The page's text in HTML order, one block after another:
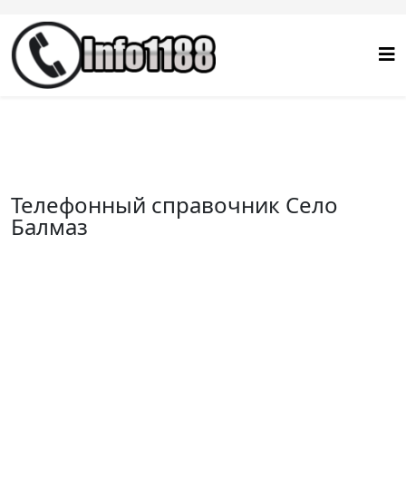
Телефонный справочник Село
Балмаз